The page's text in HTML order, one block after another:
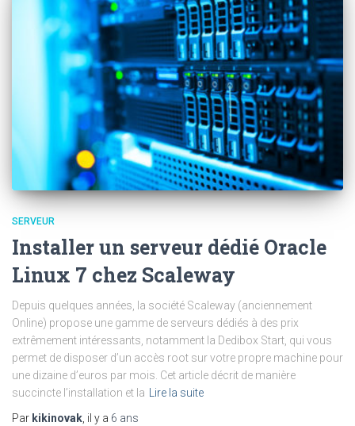
SERVEUR
Installer un serveur dédié Oracle
Linux 7 chez Scaleway
Depuis quelques années, la société Scaleway (anciennement
Online) propose une gamme de serveurs dédiés à des prix
extrêmement intéressants, notamment la Dedibox Start, qui vous
permet de disposer d’un accès root sur votre propre machine pour
une dizaine d’euros par mois. Cet article décrit de manière
succincte l’installation et la Lire la suite
Par kikinovak, il y a 6 ans